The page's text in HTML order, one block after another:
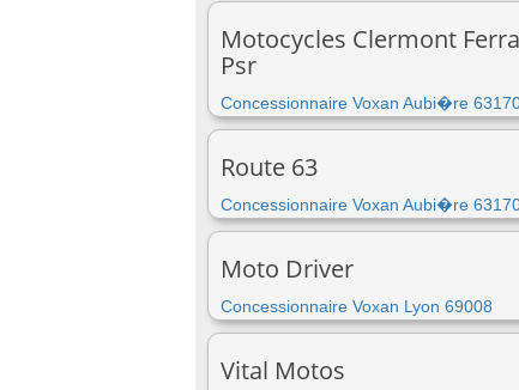
Motocycles Clermont
Psr
Concessionnaire Voxan Aubi�re
Route 63
Concessionnaire Voxan Aubi�re
Moto Driver
Concessionnaire Voxan Lyon 69008
Vital Motos